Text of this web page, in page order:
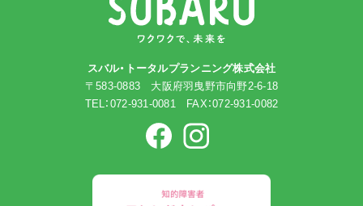
スバル・トータルプランニング株式会社
〒583-0883 大阪府羽曳野市向野2-6-18
TEL：072-931-0081 FAX：072-931-0082